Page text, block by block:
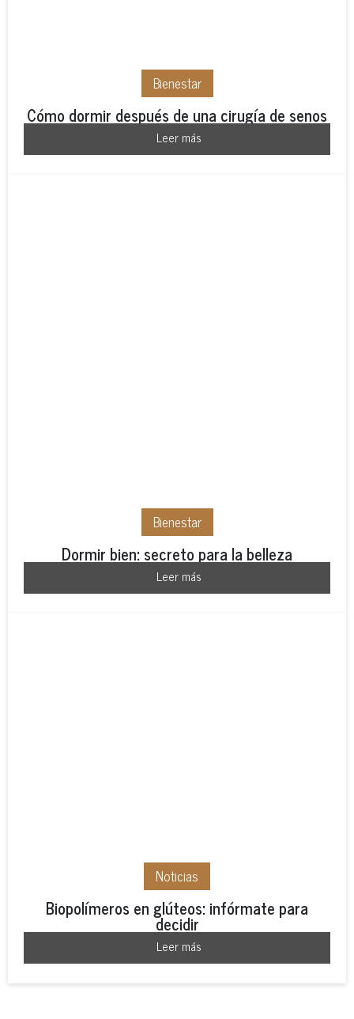
Bienestar
Cómo dormir después de una cirugía de senos
Leer más
Bienestar
Dormir bien: secreto para la belleza
Leer más
Noticias
Biopolímeros en glúteos: infórmate para
decidir
Leer más